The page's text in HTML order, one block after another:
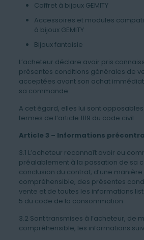
Coffret à bijoux GEMITY
Accessoires et modules
à bijoux GEMITY
Bijoux fantaisie
L’acheteur déclare avoir pris
présentes conditions générales de
acceptées avant son achat
sa commande.
A cet égard, elles lui sont
termes de l’article 1119 du code civil.
Article 3 – Informations
3.1 L’acheteur reconnaît avoir eu
préalablement à la passation de sa
conclusion du contrat, d’une
compréhensible, des présentes
vente et de toutes les informations
5 du code de la consommation.
3.2 Sont transmises à l’acheteur, de
compréhensible, les informations